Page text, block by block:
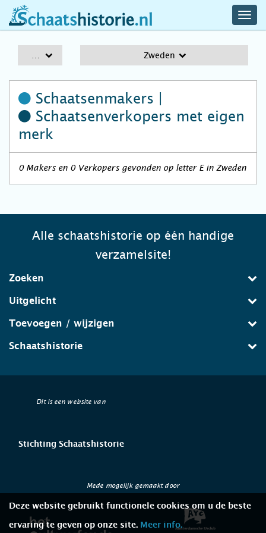
schaatshistorie.nl
Zweden
Schaatsenmakers |
Schaatsenverkopers met eigen
merk
0 Makers en 0 Verkopers gevonden op letter E in Zweden
Alle schaatshistorie op één handige
verzamelsite!
Zoeken
Uitgelicht
Toevoegen / wijzigen
Schaatshistorie
Dit is een website van
Stichting Schaatshistorie
Mede mogelijk gemaakt door
Deze website gebruikt functionele cookies om u de beste
ervaring te geven op onze site. Meer info.